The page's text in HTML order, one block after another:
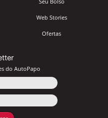
Web Stories
Ofertas
do AutoPapo